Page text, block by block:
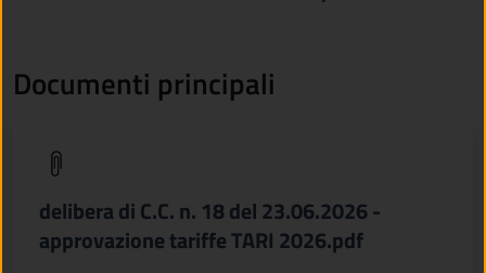
Documenti principali
delibera di C.C. n. 18 del 23.06.2026 -
approvazione tariffe TARI 2026.pdf
(apre in un'altra scheda).